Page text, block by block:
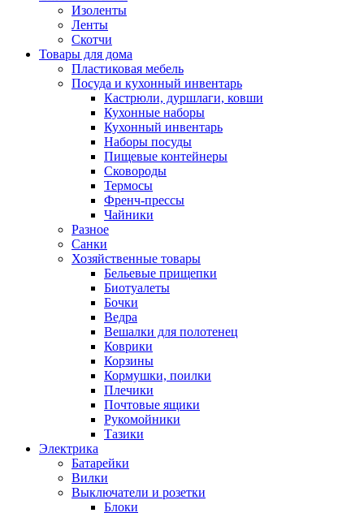
Изоленты
Ленты
Скотчи
Товары для дома
Пластиковая мебель
Посуда и кухонный инвентарь
Кастрюли, дуршлаги, ковши
Кухонные наборы
Кухонный инвентарь
Наборы посуды
Пищевые контейнеры
Сковороды
Термосы
Френч-прессы
Чайники
Разное
Санки
Хозяйственные товары
Бельевые прищепки
Биотуалеты
Бочки
Ведра
Вешалки для полотенец
Коврики
Корзины
Кормушки, поилки
Плечики
Почтовые ящики
Рукомойники
Тазики
Электрика
Батарейки
Вилки
Выключатели и розетки
Блоки